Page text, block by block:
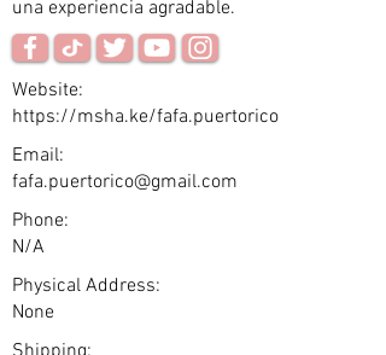
una experiencia agradable.
Website:
https://msha.ke/fafa.puertorico
Email:
fafa.puertorico@gmail.com
Phone:
N/A
Physical Address:
None